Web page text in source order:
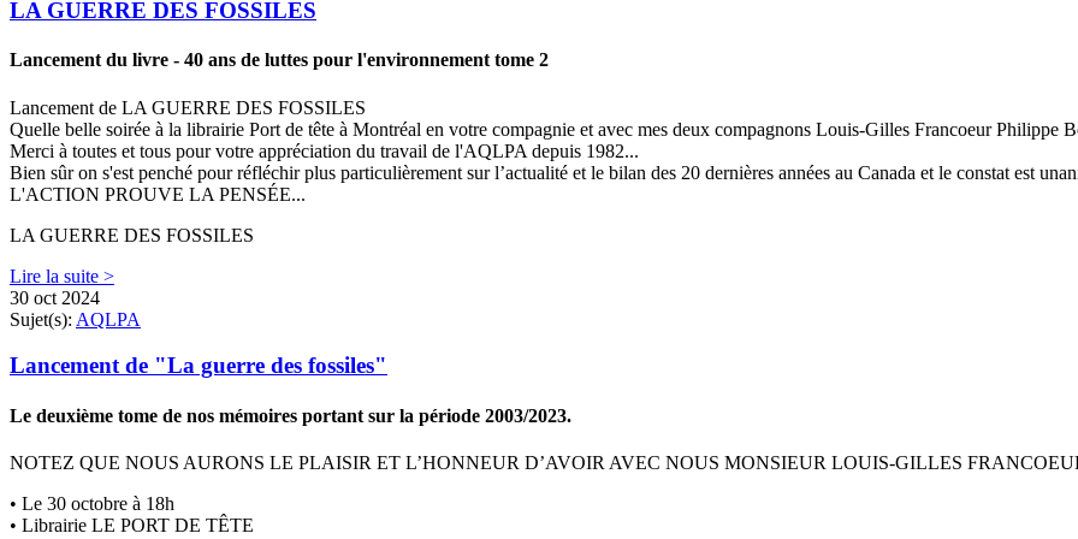
LA GUERRE DES FOSSILES
Lancement du livre - 40 ans de luttes pour l'environnement tome 2
Lancement de LA GUERRE DES FOSSILES
Quelle belle soirée à la librairie Port de tête à Montréal en votre compagnie et avec mes deux compagnons Louis-Gilles Francoeur Philippe
Merci à toutes et tous pour votre appréciation du travail de l'AQLPA depuis 1982...
Bien sûr on s'est penché pour réfléchir plus particulièrement sur l’actualité et le bilan des 20 dernières années au Canada et le constat est
L'ACTION PROUVE LA PENSÉE...
LA GUERRE DES FOSSILES
Lire la suite >
30 oct 2024
Sujet(s): AQLPA
Lancement de "La guerre des fossiles"
Le deuxième tome de nos mémoires portant sur la période 2003/2023.
NOTEZ QUE NOUS AURONS LE PLAISIR ET L’HONNEUR D’AVOIR AVEC NOUS MONSIEUR LOUIS-GILLES
• Le 30 octobre à 18h
• Librairie LE PORT DE TÊTE